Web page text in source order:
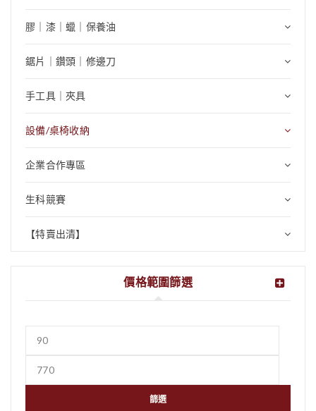
膠｜漆｜蠟｜保養油
鋸片｜鑽頭｜修邊刀
手工具｜夾具
設備/桌椅收納
企業合作專區
生科競賽
【特賣出清】
價格範圍篩選
篩選